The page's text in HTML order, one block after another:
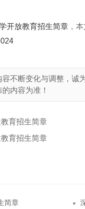
开放教育招生简章 ，
容不断变化与调整，诚
内容为准！
育招生简章
育招生简章
简章